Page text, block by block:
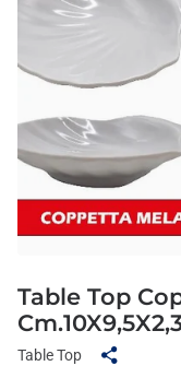
Table Top
Table Top